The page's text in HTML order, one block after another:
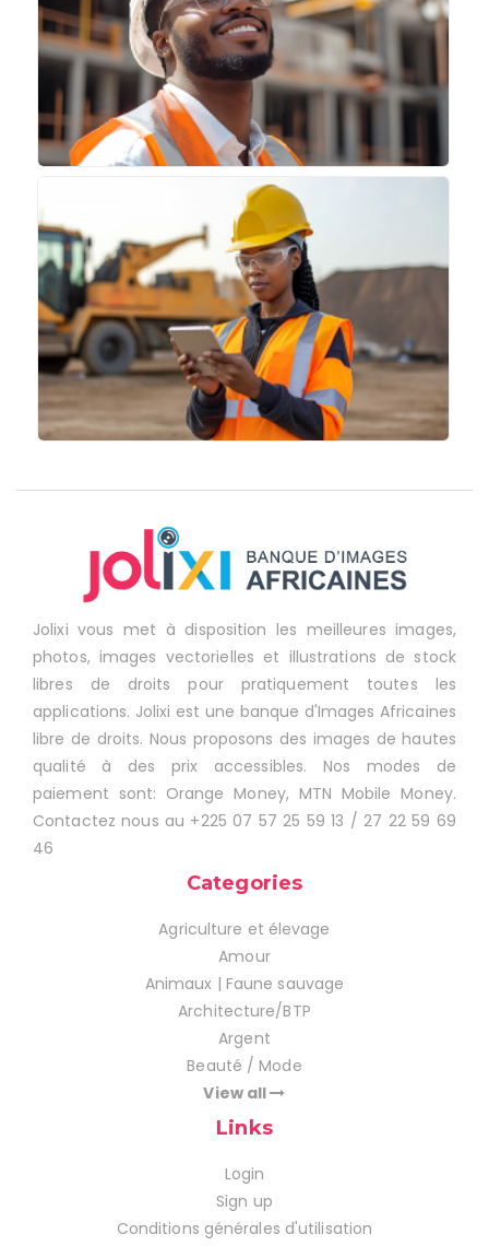
Jolixi vous met à disposition les meilleures images,
photos, images vectorielles et illustrations de stock
libres de droits pour pratiquement toutes les
applications. Jolixi est une banque d'Images Africaines
libre de droits. Nous proposons des images de hautes
qualité à des prix accessibles. Nos modes de
paiement sont: Orange Money, MTN Mobile Money.
Contactez nous au +225 07 57 25 59 13 / 27 22 59 69
46
Categories
Agriculture et élevage
Amour
Animaux | Faune sauvage
Architecture/BTP
Argent
Beauté / Mode
View all
Links
Login
Sign up
Conditions générales d'utilisation